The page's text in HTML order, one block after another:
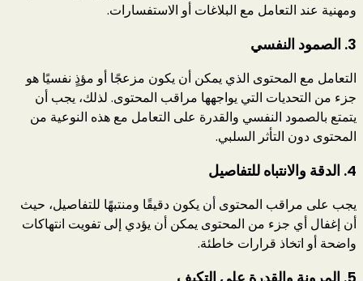
ومهنية عند التعامل مع البلاغات أو الاستفسارات.
3. الصمود النفسي
التعامل مع المحتوى الذي يمكن أن يكون مزعجًا أو مؤذٍ نفسيًا هو
جزء من التحديات التي يواجهها مراقب المحتوى. لذلك، يجب أن
يتمتع بالصمود النفسي والقدرة على التعامل مع هذه النوعية من
المحتوى دون التأثر السلبي.
4. الدقة والانتباه للتفاصيل
يجب على مراقب المحتوى أن يكون دقيقًا ومنتبهًا للتفاصيل، حيث
أن إغفال أي جزء من المحتوى يمكن أن يؤدي إلى تفويت انتهاكات
واضحة أو اتخاذ قرارات خاطئة.